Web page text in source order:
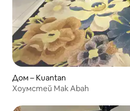
Дом – Kuantan
Хоумстей Mak Abah